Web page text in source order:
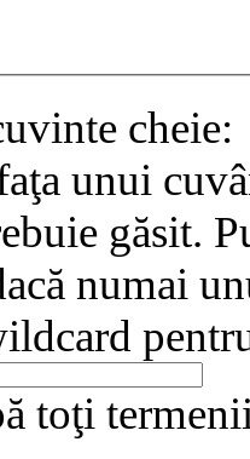
cheie:
unui
găsit.
numai
toţi